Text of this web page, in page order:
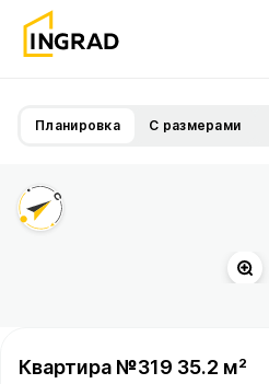
Планировка С размерами
Квартира №319 35.2 м²